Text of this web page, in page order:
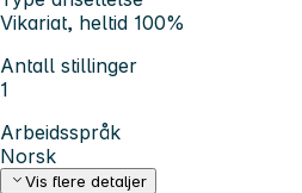
Vikariat, heltid 100%
Antall stillinger
1
Arbeidsspråk
Norsk
Vis flere detaljer